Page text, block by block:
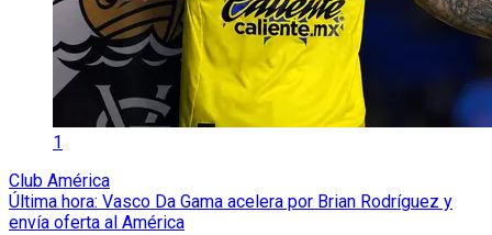
1
Club América
Última hora: Vasco Da Gama acelera por Brian Rodríguez y
envía oferta al América